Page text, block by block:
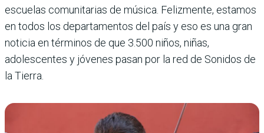
escuelas comunitarias de música. Felizmente, estamos
en todos los departamentos del país y eso es una gran
noticia en términos de que 3.500 niños, niñas,
adolescentes y jóvenes pasan por la red de Sonidos de
la Tierra.